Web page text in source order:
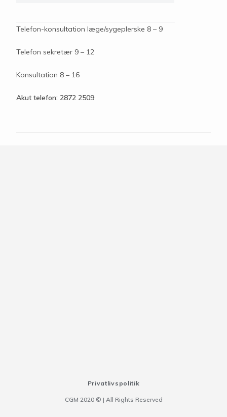
Telefon-konsultation læge/sygeplerske 8 – 9
Telefon sekretær 9 – 12
Konsultation 8 – 16
Akut telefon: 2872 2509
Privatlivspolitik
CGM 2020 ©​ | All Rights Reserved